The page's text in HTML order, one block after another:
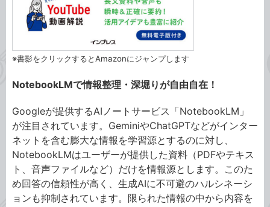
※書影をクリックするとAmazonにジャンプします
NotebookLMで情報整理・深堀りが自由自在！
Googleが提供するAIノートサービス「NotebookLM」
が注目されています。GeminiやChatGPTなどがインター
ネットを含む膨大な情報を学習源とするのに対し、
NotebookLMはユーザーが提供した資料（PDFやテキス
ト、音声ファイルなど）だけを情報源とします。このた
め回答の信頼性が高く、生成AIに不可避のハルシネーシ
ョンも抑制されています。限られた情報の中から内容を